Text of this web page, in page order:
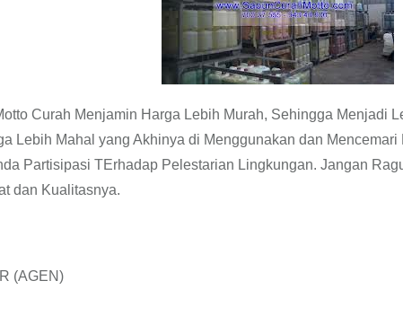
Curah Menjamin Harga Lebih Murah, Sehingga Menjadi
Lebih Mahal yang Akhinya di Menggunakan dan
Partisipasi TErhadap Pelestarian Lingkungan. Jangan
dan Kualitasnya.
(AGEN)